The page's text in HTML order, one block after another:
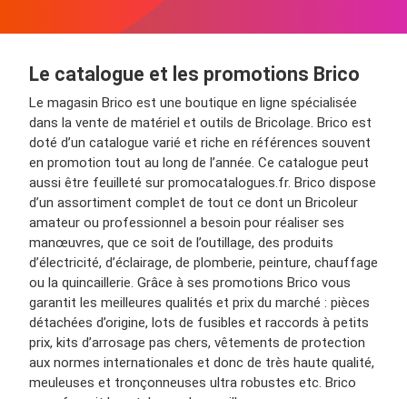
Le catalogue et les promotions Brico
Le magasin Brico est une boutique en ligne spécialisée
dans la vente de matériel et outils de Bricolage. Brico est
doté d’un catalogue varié et riche en références souvent
en promotion tout au long de l’année. Ce catalogue peut
aussi être feuilleté sur promocatalogues.fr. Brico dispose
d’un assortiment complet de tout ce dont un Bricoleur
amateur ou professionnel a besoin pour réaliser ses
manœuvres, que ce soit de l’outillage, des produits
d’électricité, d’éclairage, de plomberie, peinture, chauffage
ou la quincaillerie. Grâce à ses promotions Brico vous
garantit les meilleures qualités et prix du marché : pièces
détachées d’origine, lots de fusibles et raccords à petits
prix, kits d’arrosage pas chers, vêtements de protection
aux normes internationales et donc de très haute qualité,
meuleuses et tronçonneuses ultra robustes etc. Brico